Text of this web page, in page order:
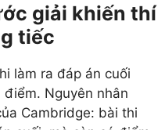
giải khiến thí
tiếc
làm ra đáp án cuối
Nguyên nhân
Cambridge: bài thi